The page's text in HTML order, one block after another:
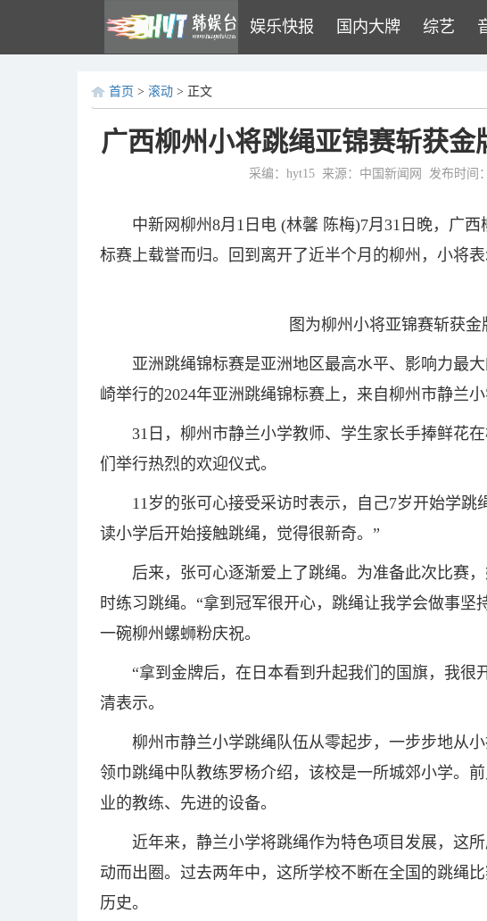
娱乐快报 国内大牌 综艺
首页 > 滚动 > 正文
广西柳州小将跳绳亚锦赛斩获
采编：hyt15 来源：中国新闻网 发布时间
中新网柳州8月1日电 (林馨 陈梅)7月31日晚，广
标赛上载誉而归。回到离开了近半个月的柳州，小将表
图为柳州小将亚锦赛斩获
亚洲跳绳锦标赛是亚洲地区最高水平、影响力最
崎举行的2024年亚洲跳绳锦标赛上，来自柳州市静兰小
31日，柳州市静兰小学教师、学生家长手捧鲜花
们举行热烈的欢迎仪式。
11岁的张可心接受采访时表示，自己7岁开始学跳
读小学后开始接触跳绳，觉得很新奇。”
后来，张可心逐渐爱上了跳绳。为准备此次比赛
时练习跳绳。“拿到冠军很开心，跳绳让我学会做事坚
一碗柳州螺蛳粉庆祝。
“拿到金牌后，在日本看到升起我们的国旗，我很
清表示。
柳州市静兰小学跳绳队伍从零起步，一步步地从
领巾跳绳中队教练罗杨介绍，该校是一所城郊小学。
业的教练、先进的设备。
近年来，静兰小学将跳绳作为特色项目发展，这
动而出圈。过去两年中，这所学校不断在全国的跳绳
历史。